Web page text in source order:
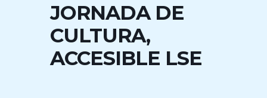
JORNADA DE
CULTURA,
ACCESIBLE LSE